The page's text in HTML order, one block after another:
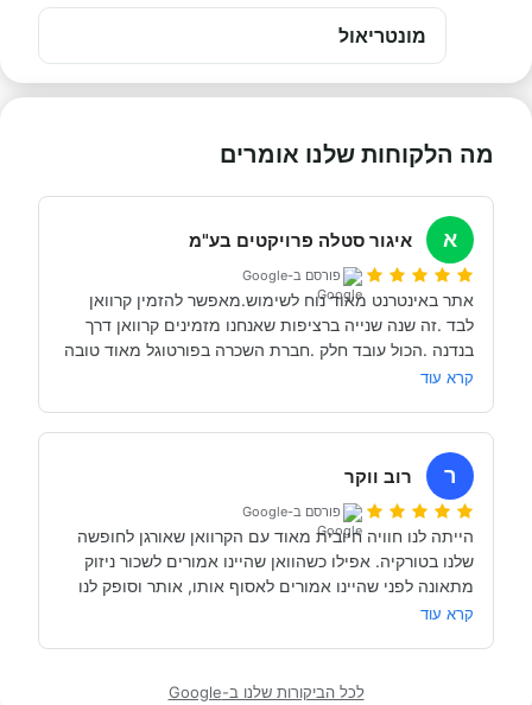
מונטריאול
מה הלקוחות שלנו אומרים
א איגור סטלה פרויקטים בע"מ
פורסם ב-Google
קרא עוד
ר רוב ווקר
פורסם ב-Google
ואן חלופי בהתראה קצרה. שירות מעולה, תודה.
קרא עוד
לכל הביקורות שלנו ב-Google